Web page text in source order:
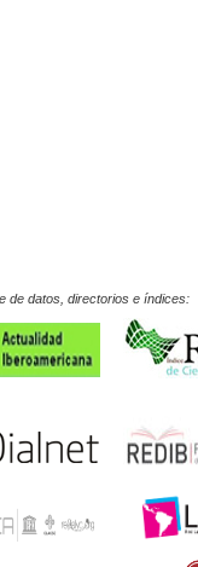
de datos, directorios e índices: